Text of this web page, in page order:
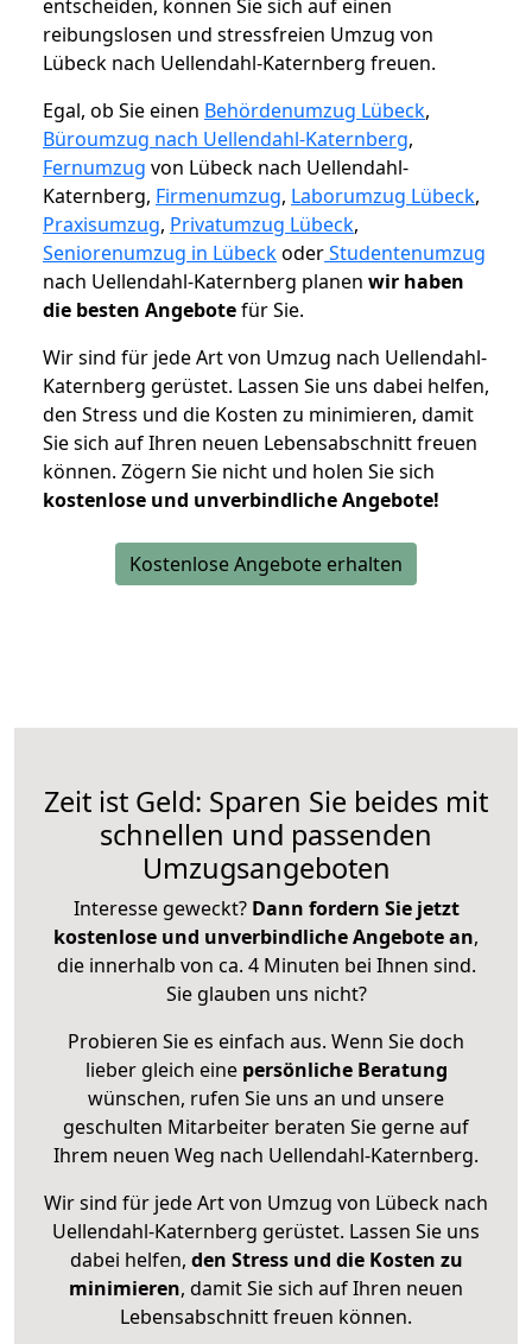
entscheiden, können Sie sich auf einen
reibungslosen und stressfreien Umzug von
Lübeck nach Uellendahl-Katernberg freuen.
Egal, ob Sie einen Behördenumzug Lübeck,
Büroumzug nach Uellendahl-Katernberg,
Fernumzug von Lübeck nach Uellendahl-
Katernberg, Firmenumzug, Laborumzug Lübeck,
Praxisumzug, Privatumzug Lübeck,
Seniorenumzug in LübeckoderStudentenumzug
nach Uellendahl-Katernberg planen wir haben
die besten Angebotefür Sie.
Wir sind für jede Art von Umzug nach Uellendahl-
Katernberg gerüstet. Lassen Sie uns dabei helfen,
den Stress und die Kosten zu minimieren, damit
Sie sich auf Ihren neuen Lebensabschnitt freuen
können. Zögern Sie nicht und holen Sie sich
kostenlose und unverbindliche Angebote!
Kostenlose Angebote erhalten
Zeit ist Geld: Sparen Sie beides mit
schnellen und passenden
Umzugsangeboten
Interesse geweckt? Dann fordern Sie jetzt
kostenlose und unverbindliche Angebote an,
die innerhalb von ca. 4 Minuten bei Ihnen sind.
Sie glauben uns nicht?
Probieren Sie es einfach aus. Wenn Sie doch
lieber gleich eine persönliche Beratung
wünschen, rufen Sie uns an und unsere
geschulten Mitarbeiter beraten Sie gerne auf
Ihrem neuen Weg nach Uellendahl-Katernberg.
Wir sind für jede Art von Umzug von Lübeck nach
Uellendahl-Katernberg gerüstet. Lassen Sie uns
dabei helfen, den Stress und die Kosten zu
minimieren, damit Sie sich auf Ihren neuen
Lebensabschnitt freuen können.